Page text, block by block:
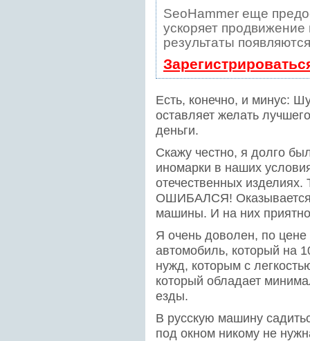
SeoHammer еще
ускоряет
результаты
Есть, конечно, и минус:
оставляет желать
деньги.
Скажу честно, я долго
иномарки в наших
отечественных
ОШИБАЛСЯ!
машины. И на них
Я очень доволен, по
автомобиль, который на
нужд, которым с
который обладает
езды.
В русскую машину
под окном никому не